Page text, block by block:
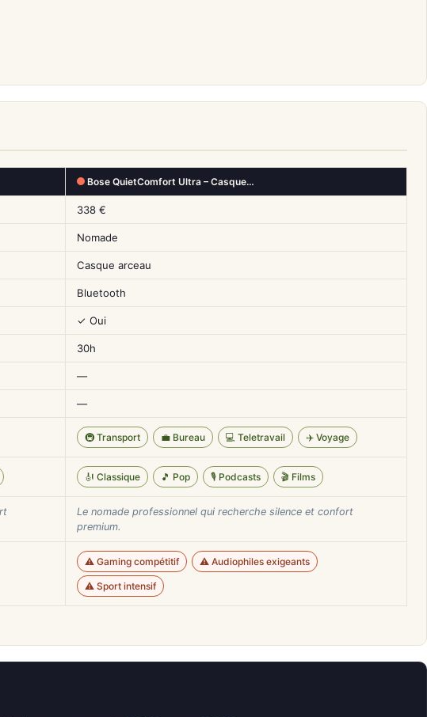
Bose QuietComfort Ultra – Casque…
338 €
Nomade
Casque arceau
Bluetooth
✓ Oui
30h
—
—
🚇 Transport 💼 Bureau 💻 Teletravail ✈️ Voyage
🎻 Classique 🎵 Pop 🎙️ Podcasts 🎬 Films
Le nomade professionnel qui recherche silence et confort
premium.
⚠️ Gaming compétitif ⚠️ Audiophiles exigeants
⚠️ Sport intensif